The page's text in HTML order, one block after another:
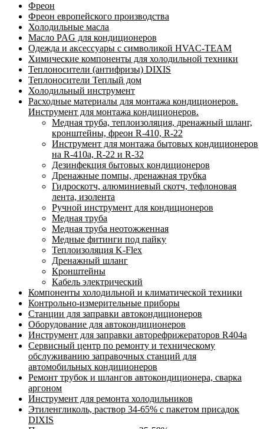
Фреон
Фреон европейского производства
Холодильные масла
Масло PAG для кондиционеров
Одежда и аксессуары с символикой HVAC-TEAM
Химические компоненты для холодильной техники
Теплоносители (антифризы) DIXIS
Теплоносители Теплый дом
Холодильный инструмент
Расходные материалы для монтажа кондиционеров.
Инструмент для монтажа кондиционеров.
Медная труба, теплоизоляция, дренажный шланг,
кронштейны, фреон R-410, R-22
Инструмент для монтажа бытовых кондиционеров
на R-410а, R-22 и R-32
Дезинфекция бытовых кондиционеров
Дренажные помпы, дренажная трубка
Гидроскотч, алюминиевый скотч, тефлоновая
лента, изолента
Ручной инструмент для кондиционеров
Медная труба
Медная труба неотожженная
Медные фитинги под пайку
Теплоизоляция K-Flex
Дренажный шланг
Кронштейны
Кабель электрический
Компоненты холодильной и климатической техники
Контрольно-измерительные приборы
Станции для заправки автокондиционеров
Оборудование для автокондиционеров
Инструмент для заправки авторефрижераторов R404a
Сервисный центр по ремонту и техническому
обслуживанию заправочных станций для
автомобильных кондиционеров
Ремонт трубок и шлангов автокондиционера, сварка
аргоном
Инструмент для ремонта холодильников
Этиленгликоль, раствор 34-65% с пакетом присадок
DIXIS